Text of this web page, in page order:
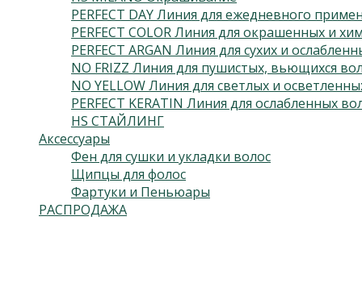
PERFECT DAY Линия для ежедневного
PERFECT COLOR Линия для окрашенных и
PERFECT ARGAN Линия для сухих и
NO FRIZZ Линия для пушистых, вьющихся
NO YELLOW Линия для светлых и
PERFECT KERATIN Линия для ослабленных
HS СТАЙЛИНГ
Аксессуары
Фен для сушки и укладки волос
Щипцы для фолос
Фартуки и Пеньюары
РАСПРОДАЖА